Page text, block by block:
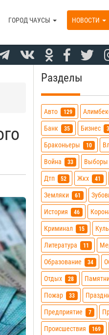
ГОРОД ЧАУСЫ НОВОСТИ
Разделы
Авто 129
Банк 35 Бизнес
Браконьеры 10
Война 33 Выборы
Дтп 52 Жкх 41
Земляки 61
История 46
Криминал 15
Литература 11
Образование 34
Отдых 28
Пожар 33
Предприятие 7
Происшествия 169